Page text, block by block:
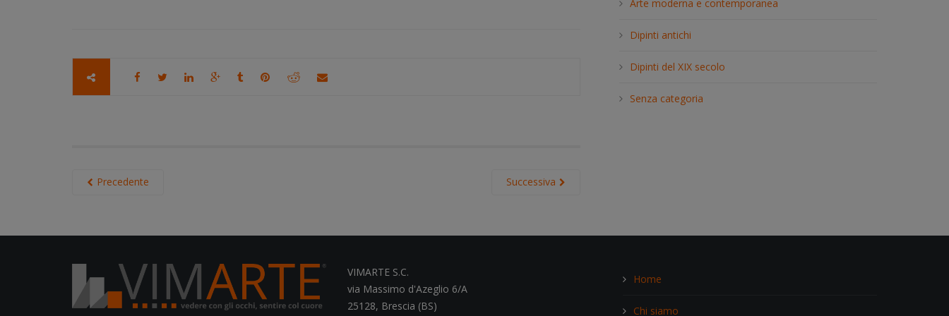
Successiva
Precedente
h
Arte moderna e contemporanea
Dipinti antichi
Dipinti del XIX secolo
Senza categoria
VIMARTE S.C.
via Massimo d'Azeglio 6/A
25128, Brescia (BS)
Home
Chi siamo